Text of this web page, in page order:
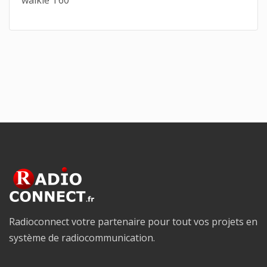
Radioconnect votre partenaire pour tout vos projets en
système de radiocommunication.